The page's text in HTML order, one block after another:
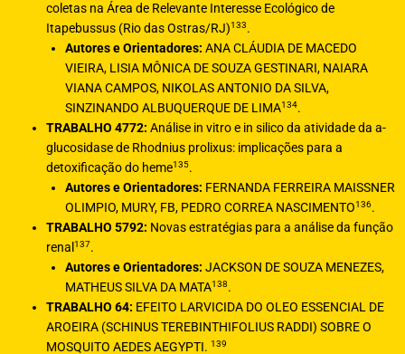
coletas na Área de Relevante Interesse Ecológico de
Itapebussus (Rio das Ostras/RJ)133.
Autores e Orientadores: ANA CLÁUDIA DE MACEDO
VIEIRA, LISIA MÔNICA DE SOUZA GESTINARI, NAIARA
VIANA CAMPOS, NIKOLAS ANTONIO DA SILVA,
SINZINANDO ALBUQUERQUE DE LIMA134.
TRABALHO 4772: Análise in vitro e in silico da atividade da a-
glucosidase de Rhodnius prolixus: implicações para a
detoxificação do heme135.
Autores e Orientadores: FERNANDA FERREIRA MAISSNER
OLIMPIO, MURY, FB, PEDRO CORREA NASCIMENTO136.
TRABALHO 5792: Novas estratégias para a análise da função
renal137.
Autores e Orientadores: JACKSON DE SOUZA MENEZES,
MATHEUS SILVA DA MATA138.
TRABALHO 64: EFEITO LARVICIDA DO OLEO ESSENCIAL DE
AROEIRA (SCHINUS TEREBINTHIFOLIUS RADDI) SOBRE O
MOSQUITO AEDES AEGYPTI.139